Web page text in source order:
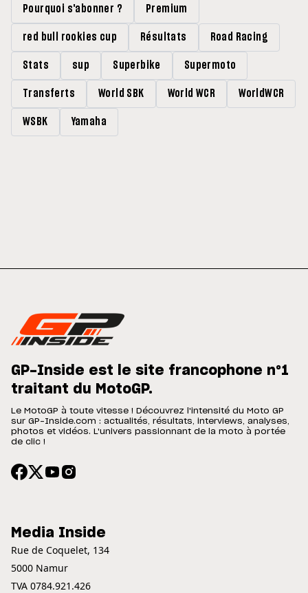
Pourquoi s'abonner ? Premium
red bull rookies cup Résultats Road Racing
Stats sup Superbike Supermoto
Transferts World SBK World WCR WorldWCR
WSBK Yamaha
GP-Inside est le site francophone n°1
traitant du MotoGP.
Le MotoGP à toute vitesse ! Découvrez l'intensité du Moto GP
sur GP-Inside.com : actualités, résultats, interviews, analyses,
photos et vidéos. L'univers passionnant de la moto à portée
de clic !
Media Inside
Rue de Coquelet, 134
5000 Namur
TVA 0784.921.426